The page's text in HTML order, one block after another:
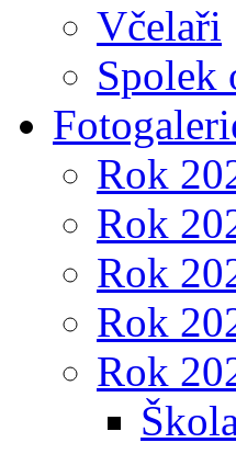
Včelaři
Spolek
Rok
Rok
Rok
Rok
Rok